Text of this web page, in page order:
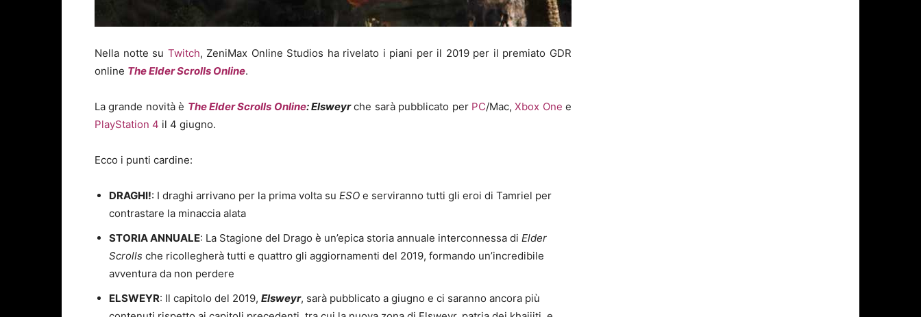
Nella notte su Twitch, ZeniMax Online Studios ha rivelato i piani per il 2019 per il premiato GDR
online The Elder Scrolls Online.
La grande novità è The Elder Scrolls Online: Elsweyrche sarà pubblicato per PC/Mac,Xbox One e
PlayStation 4 il 4 giugno.
Ecco i punti cardine:
DRAGHI!: I draghi arrivano per la prima volta su ESO e serviranno tutti gli eroi di Tamriel per
contrastare la minaccia alata
STORIA ANNUALE: La Stagione del Drago è un’epica storia annuale interconnessa di Elder
Scrolls che ricollegherà tutti e quattro gli aggiornamenti del 2019, formando un’incredibile
avventura da non perdere
ELSWEYR: Il capitolo del 2019, Elsweyr, sarà pubblicato a giugno e ci saranno ancora più